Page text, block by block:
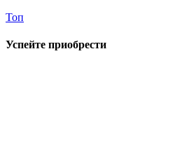
Топ
Успейте приобрести